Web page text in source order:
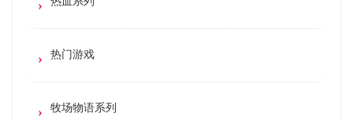
热门游戏
牧场物语系列